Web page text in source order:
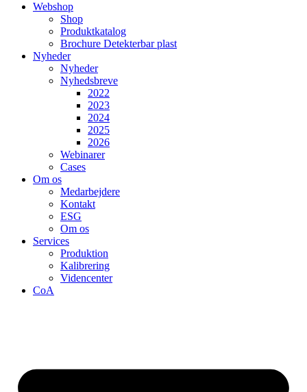
Webshop
Shop
Produktkatalog
Brochure Detekterbar plast
Nyheder
Nyheder
Nyhedsbreve
2022
2023
2024
2025
2026
Webinarer
Cases
Om os
Medarbejdere
Kontakt
ESG
Om os
Services
Produktion
Kalibrering
Videncenter
CoA